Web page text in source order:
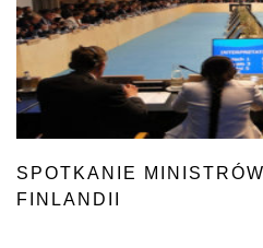
SPOTKANIE
FINLANDII